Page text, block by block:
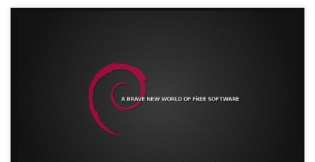
Esta actualización es de las que te gustan Diego -;), con
tanto Congreso Caborian (ahí sale una foto en la que se ve
como di la charla bajo Debian GNU/Linux y GNOME 2, no
estaba para jugármela con tanto colega maquero xD,
estoy preparando ese post) y la Semana Santa, […]